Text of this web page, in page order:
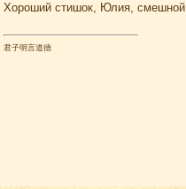
Хороший стишок, Юлия, смешной
君子明言道德